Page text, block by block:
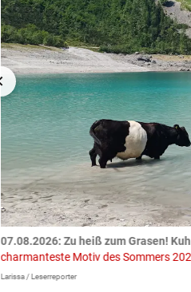
07.08.2026: Zu heiß zum Grasen!
charmanteste Motiv des Sommers
Larissa / Leserreporter